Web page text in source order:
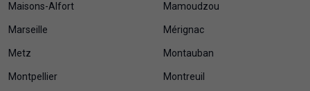
Maisons-Alfort Mamoudzou
Marseille Mérignac
Metz Montauban
Montpellier Montreuil